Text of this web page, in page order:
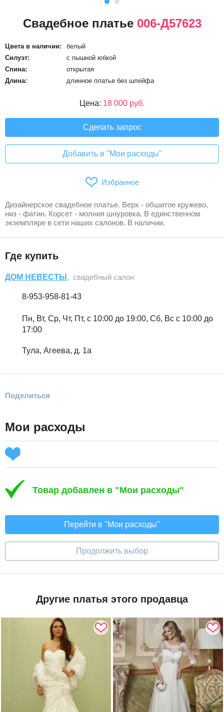
Свадебное платье 006-Д57623
Цвета в наличии:
белый
Силуэт:
с пышной юбкой
Спина:
открытая
Длина:
длинное платье без шлейфа
Цена: 18 000 руб.
Сделать запрос
Добавить в "Мои расходы"
Избранное
Дизайнерское свадебное платье. Верх - обшитое кружево,
низ - фатин. Корсет - молния шнуровка. В единственном
экземпляре в сети наших салонов. В наличии.
Где купить
ДОМ НЕВЕСТЫ , свадебный салон
8-953-958-81-43
Пн, Вт, Ср, Чт, Пт, с 10:00 до 19:00, Сб, Вс с 10:00 до
17:00
Тула, Агеева, д. 1а
Поделиться
Мои расходы
Товар добавлен в "Мои расходы"
Перейти в "Мои расходы"
Продолжить выбор
Другие платья этого продавца